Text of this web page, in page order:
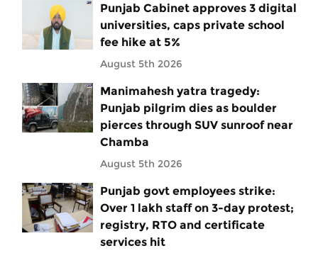
Punjab Cabinet approves 3 digital
universities, caps private school
fee hike at 5%
August 5th 2026
Manimahesh yatra tragedy:
Punjab pilgrim dies as boulder
pierces through SUV sunroof near
Chamba
August 5th 2026
Punjab govt employees strike:
Over 1 lakh staff on 3-day protest;
registry, RTO and certificate
services hit